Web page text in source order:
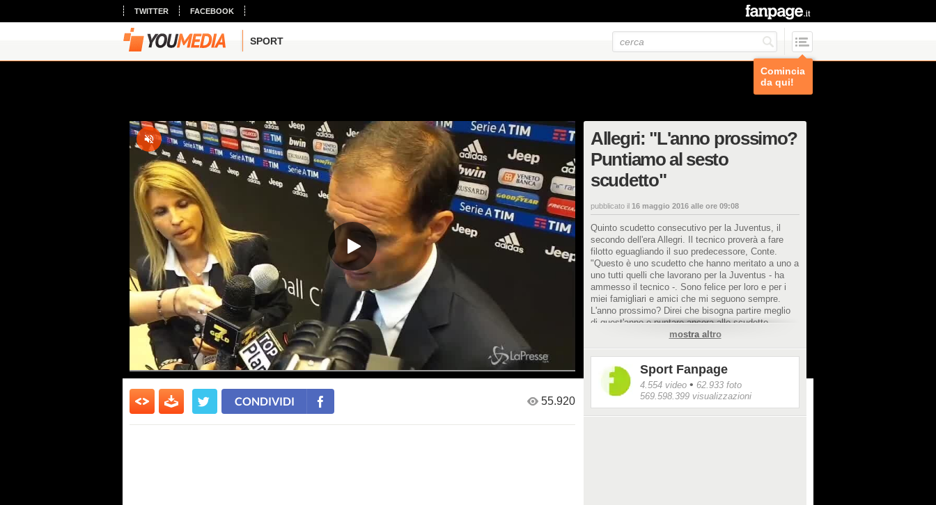
TWITTER FACEBOOK
SPORT
Comincia
da qui!
Allegri: "L'anno prossimo?
Puntiamo al sesto
scudetto"
pubblicato il 16 maggio 2016 alle ore 09:08
Quinto scudetto consecutivo per la Juventus, il
secondo dell'era Allegri. Il tecnico proverà a fare
filotto eguagliando il suo predecessore, Conte.
"Questo è uno scudetto che hanno meritato a uno a
uno tutti quelli che lavorano per la Juventus - ha
ammesso il tecnico -. Sono felice per loro e per i
miei famigliari e amici che mi seguono sempre.
L'anno prossimo? Direi che bisogna partire meglio
di quest'anno e puntare ancora allo scudetto.
Sarebbe il sesto e sarebbe un'impresa strepitosa".
mostra altro
Sport Fanpage
4.554 video • 62.933 foto
569.598.399 visualizzazioni
CONDIVIDI 55.920